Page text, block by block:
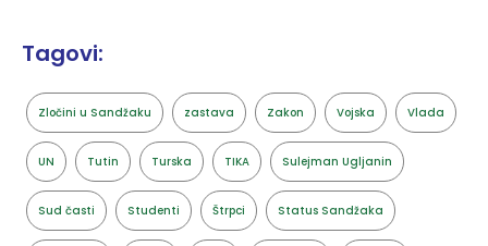
Tagovi:
Zločini u Sandžaku zastava Zakon Vojska Vlada
UN Tutin Turska TIKA Sulejman Ugljanin
Sud časti Studenti Štrpci Status Sandžaka